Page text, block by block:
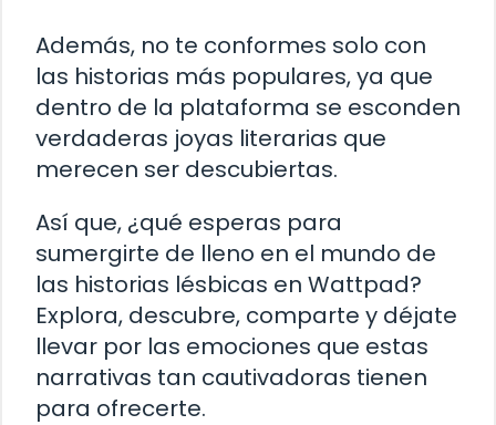
Además, no te conformes solo con
las historias más populares, ya que
dentro de la plataforma se esconden
verdaderas joyas literarias que
merecen ser descubiertas.
Así que, ¿qué esperas para
sumergirte de lleno en el mundo de
las historias lésbicas en Wattpad?
Explora, descubre, comparte y déjate
llevar por las emociones que estas
narrativas tan cautivadoras tienen
para ofrecerte.